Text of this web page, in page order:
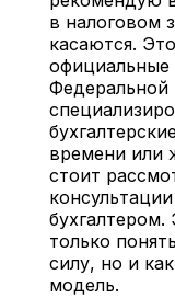
в налоговом
касаются.
официальные
Федеральной
времени или
стоит
только
силу, но и
модель.